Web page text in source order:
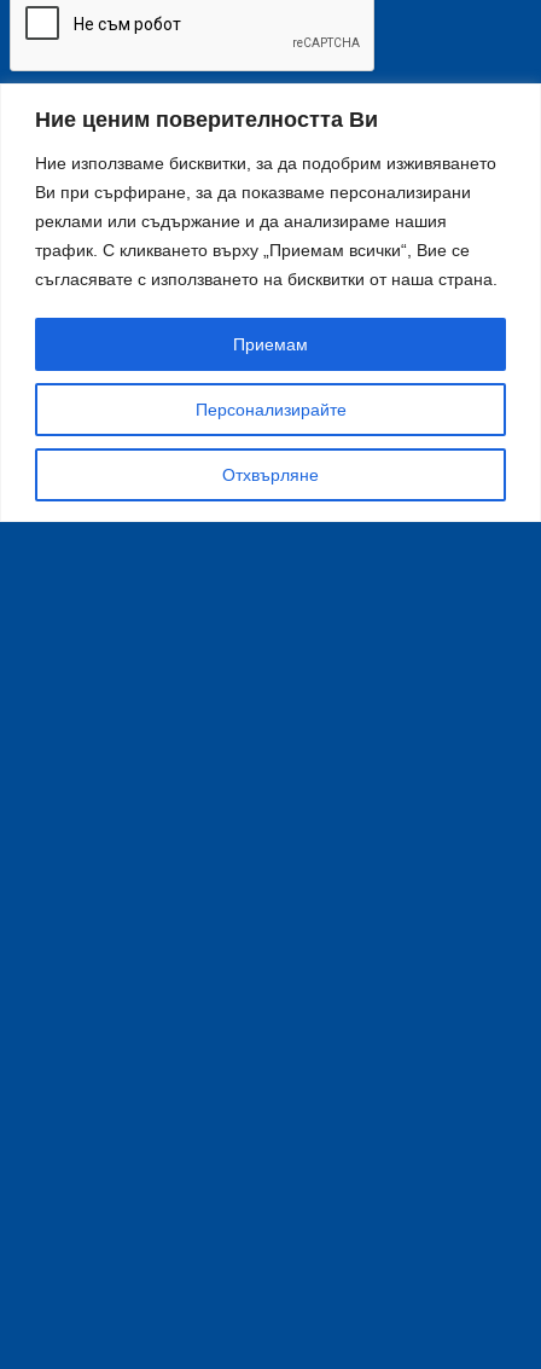
Ние ценим поверителността Ви
Ние използваме бисквитки, за да подобрим изживяването
Ви при сърфиране, за да показваме персонализирани
реклами или съдържание и да анализираме нашия
трафик. С кликването върху „Приемам всички“, Вие се
съгласявате с използването на бисквитки от наша страна.
Персонализирайте
Отхвърляне
Приемам
Запомняне Влизане
Изгубена парола?
Регистриране
Имейл адрес Задължително
"Вашите лични данни ще бъдат използвани за подобрена
ползваемост на този сайт, за да управлявате достъпа до
профила си, както и за други цели, описани в нашите
Правила за поверителност и "бисквитки"